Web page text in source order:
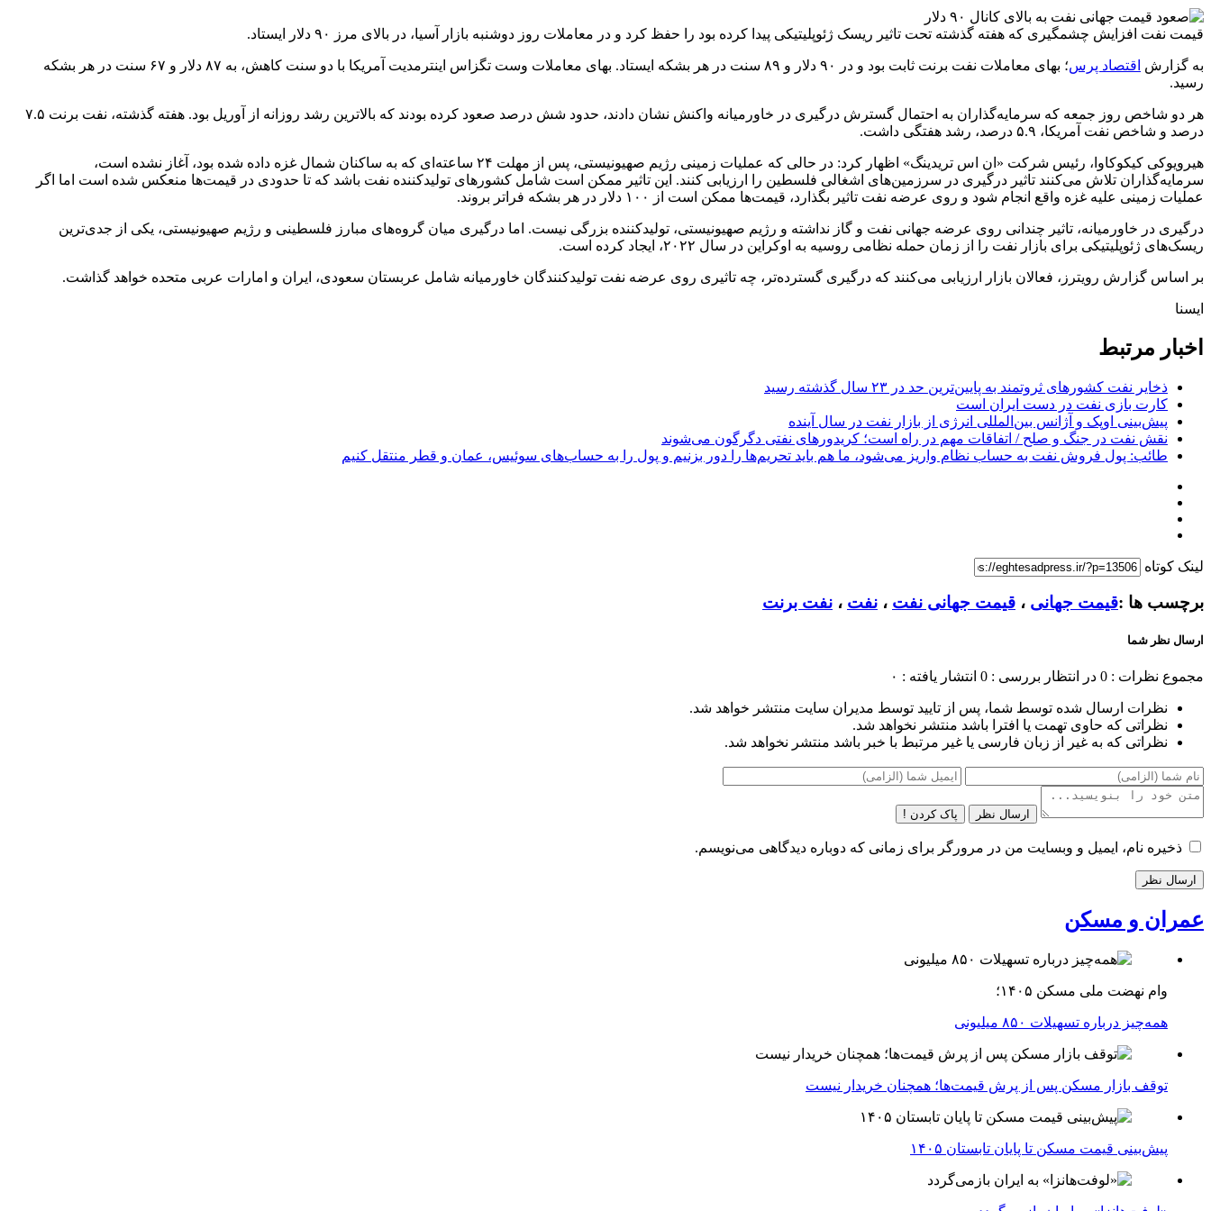
قیمت نفت افزایش چشمگیری که هفته گذشته تحت تاثیر ریسک ژئوپلیتیکی پیدا کرده بود را حفظ کرد و در معاملات روز دوشنبه بازار آسیا، در بالای مرز ۹۰ دلار ایستاد.
به گزارش اقتصاد پرس
؛ بهای معاملات نفت برنت ثابت بود و در ۹۰ دلار و ۸۹ سنت در هر بشکه ایستاد. بهای معاملات وست تگزاس اینترمدیت آمریکا با دو سنت کاهش، به ۸۷ دلار و ۶۷ سنت در هر بشکه
رسید.
هر دو شاخص روز جمعه که سرمایه‌گذاران به احتمال گسترش درگیری در خاورمیانه واکنش نشان دادند، حدود شش درصد صعود کرده بودند که بالاترین رشد روزانه از آوریل بود. هفته گذشته، نفت برنت ۷.۵
درصد و شاخص نفت آمریکا، ۵.۹ درصد، رشد هفتگی داشت.
هیرویوکی کیکوکاوا، رئیس شرکت «ان اس تریدینگ» اظهار کرد: در حالی که عملیات زمینی رژیم صهیونیستی، پس از مهلت ۲۴ ساعته‌ای که به ساکنان شمال غزه داده شده بود، آغاز نشده است،
سرمایه‌گذاران تلاش می‌کنند تاثیر درگیری در سرزمین‌های اشغالی فلسطین را ارزیابی کنند. این تاثیر ممکن است شامل کشورهای تولیدکننده نفت باشد که تا حدودی در قیمت‌ها منعکس شده است اما اگر
عملیات زمینی علیه غزه واقع انجام شود و روی عرضه نفت تاثیر بگذارد، قیمت‌ها ممکن است از ۱۰۰ دلار در هر بشکه فراتر بروند.
درگیری در خاورمیانه، تاثیر چندانی روی عرضه جهانی نفت و گاز نداشته و رژیم صهیونیستی، تولیدکننده بزرگی نیست. اما درگیری میان گروه‌های مبارز فلسطینی و رژیم صهیونیستی، یکی از جدی‌ترین
ریسک‌های ژئوپلیتیکی برای بازار نفت را از زمان حمله نظامی روسیه به اوکراین در سال ۲۰۲۲، ایجاد کرده است.
بر اساس گزارش رویترز، فعالان بازار ارزیابی می‌کنند که درگیری گسترده‌تر، چه تاثیری روی عرضه نفت تولیدکنندگان خاورمیانه شامل عربستان سعودی، ایران و امارات عربی متحده خواهد گذاشت.
ایسنا
اخبار مرتبط
ذخایر نفت کشورهای ثروتمند به پایین‌ترین حد در ۲۳ سال گذشته رسید
کارت بازی نفت در دست ایران است
پیش‌بینی اوپک و آژانس بین‌المللی انرژی از بازار نفت در سال آینده
نقش نفت در جنگ و صلح / اتفاقات مهم در راه است؛ کریدورهای نفتی دگرگون می‌شوند
طائب: پول فروش نفت به حساب نظام واریز می‌شود، ما هم باید تحریم‌ها را دور بزنیم و پول را به حساب‌های سوئیس، عمان و قطر منتقل کنیم
لینک کوتاه
برچسب ها :قیمت جهانی ، قیمت جهانی نفت ، نفت ، نفت برنت
ارسال نظر شما
مجموع نظرات : 0 در انتظار بررسی : 0 انتشار یافته : ۰
نظرات ارسال شده توسط شما، پس از تایید توسط مدیران سایت منتشر خواهد شد.
نظراتی که حاوی تهمت یا افترا باشد منتشر نخواهد شد.
نظراتی که به غیر از زبان فارسی یا غیر مرتبط با خبر باشد منتشر نخواهد شد.
ارسال نظر پاک کردن !
ذخیره نام، ایمیل و وبسایت من در مرورگر برای زمانی که دوباره دیدگاهی می‌نویسم.
عمران و مسکن
وام نهضت ملی مسکن ۱۴۰۵؛
همه‌چیز درباره تسهیلات ۸۵۰ میلیونی
توقف بازار مسکن پس از پرش قیمت‌ها؛ همچنان خریدار نیست
پیش‌بینی قیمت مسکن تا پایان تابستان ۱۴۰۵